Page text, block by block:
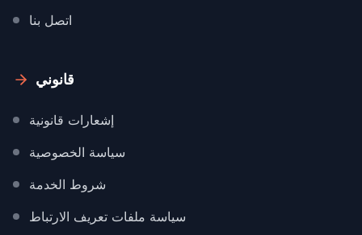
اتصل بنا
قانوني
إشعارات قانونية
سياسة الخصوصية
شروط الخدمة
سياسة ملفات تعريف الارتباط